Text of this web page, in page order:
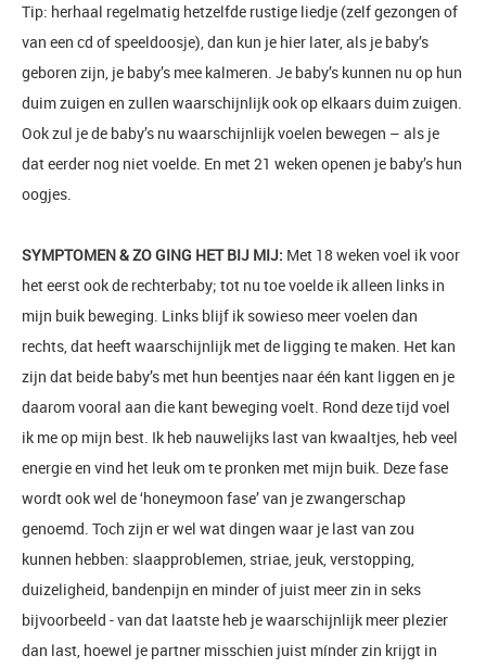
Tip: herhaal regelmatig hetzelfde rustige liedje (zelf gezongen of
van een cd of speeldoosje), dan kun je hier later, als je baby’s
geboren zijn, je baby’s mee kalmeren. Je baby’s kunnen nu op hun
duim zuigen en zullen waarschijnlijk ook op elkaars duim zuigen.
Ook zul je de baby’s nu waarschijnlijk voelen bewegen – als je
dat eerder nog niet voelde. En met 21 weken openen je baby’s hun
oogjes.
SYMPTOMEN & ZO GING HET BIJ MIJ: Met 18 weken voel ik voor
het eerst ook de rechterbaby; tot nu toe voelde ik alleen links in
mijn buik beweging. Links blijf ik sowieso meer voelen dan
rechts, dat heeft waarschijnlijk met de ligging te maken. Het kan
zijn dat beide baby’s met hun beentjes naar één kant liggen en je
daarom vooral aan die kant beweging voelt. Rond deze tijd voel
ik me op mijn best. Ik heb nauwelijks last van kwaaltjes, heb veel
energie en vind het leuk om te pronken met mijn buik. Deze fase
wordt ook wel de ‘honeymoon fase’ van je zwangerschap
genoemd. Toch zijn er wel wat dingen waar je last van zou
kunnen hebben: slaapproblemen, striae, jeuk, verstopping,
duizeligheid, bandenpijn en minder of juist meer zin in seks
bijvoorbeeld - van dat laatste heb je waarschijnlijk meer plezier
dan last, hoewel je partner misschien juist mínder zin krijgt in